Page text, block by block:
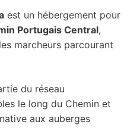
est un hébergement pour
Portugais Central,
marcheurs parcourant
du réseau
le long du Chemin et
aux auberges